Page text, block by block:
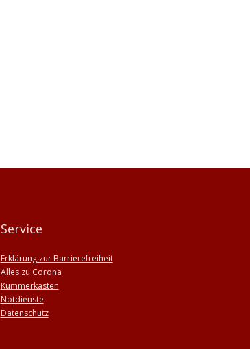
Service
Erklärung zur Barrierefreiheit
Alles zu Corona
Kummerkasten
Notdienste
Datenschutz